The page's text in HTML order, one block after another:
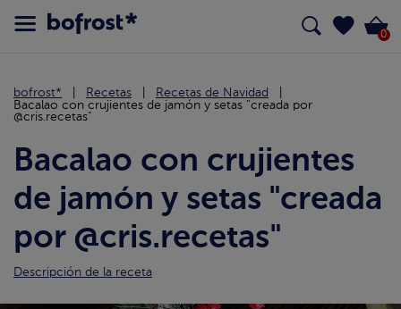
0
bofrost* Recetas
Recetas de Navidad
Bacalao con crujientes de jamón y setas "creada por
@cris.recetas"
Bacalao con crujientes
de jamón y setas "creada
por @cris.recetas"
Descripción de la receta